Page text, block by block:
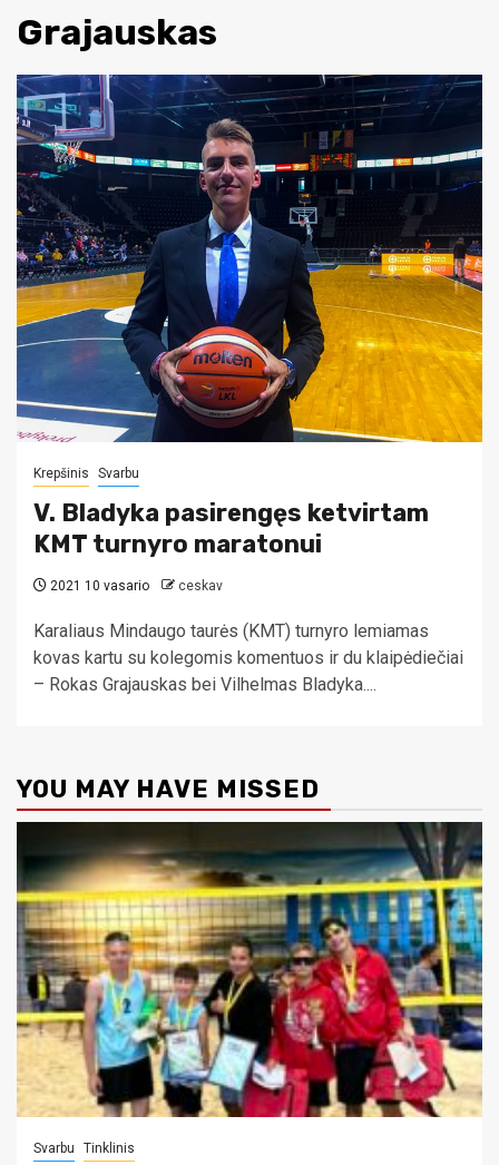
Grajauskas
Krepšinis Svarbu
V. Bladyka pasirengęs ketvirtam
KMT turnyro maratonui
2021 10 vasario ceskav
Karaliaus Mindaugo taurės (KMT) turnyro lemiamas
kovas kartu su kolegomis komentuos ir du klaipėdiečiai
– Rokas Grajauskas bei Vilhelmas Bladyka....
YOU MAY HAVE MISSED
Svarbu Tinklinis